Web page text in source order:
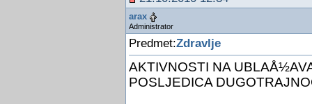
arax
Administrator
Predmet:Zdravlje
AKTIVNOSTI NA
POSLJEDICA